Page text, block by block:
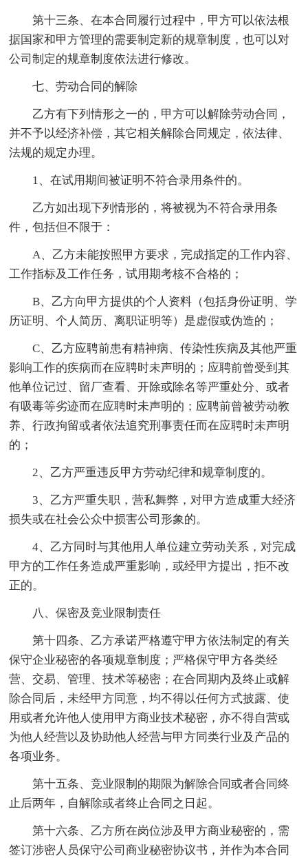
第十三条、在本合同履行过程中，甲方可以依法根
据国家和甲方管理的需要制定新的规章制度，也可以对
公司制定的规章制度依法进行修改。
七、劳动合同的解除
乙方有下列情形之一的，甲方可以解除劳动合同，
并不予以经济补偿，其它相关解除合同规定，依法律、
法规的规定办理。
1、在试用期间被证明不符合录用条件的。
乙方如出现下列情形的，将被视为不符合录用条
件，包括但不限于：
A、乙方未能按照甲方要求，完成指定的工作内容、
工作指标及工作任务，试用期考核不合格的；
B、乙方向甲方提供的个人资料（包括身份证明、学
历证明、个人简历、离职证明等）是虚假或伪造的；
C、乙方应聘前患有精神病、传染性疾病及其他严重
影响工作的疾病而在应聘时未声明的；应聘前曾受到其
他单位记过、留厂查看、开除或除名等严重处分、或者
有吸毒等劣迹而在应聘时未声明的；应聘前曾被劳动教
养、行政拘留或者依法追究刑事责任而在应聘时未声明
的；
2、乙方严重违反甲方劳动纪律和规章制度的。
3、乙方严重失职，营私舞弊，对甲方造成重大经济
损失或在社会公众中损害公司形象的。
4、乙方同时与其他用人单位建立劳动关系，对完成
甲方的工作任务造成严重影响，或经甲方提出，拒不改
正的。
八、保密及竞业限制责任
第十四条、乙方承诺严格遵守甲方依法制定的有关
保守企业秘密的各项规章制度；严格保守甲方各类经
营、交易、管理、技术等秘密；在合同期内及终止或解
除合同后，未经甲方同意，均不得以任何方式披露、使
用或者允许他人使用甲方商业技术秘密，亦不得自营或
为他人经营以及协助他人经营与甲方同类行业及产品的
各项业务。
第十五条、竞业限制的期限为解除合同或者合同终
止后两年，自解除或者终止合同之日起。
第十六条、乙方所在岗位涉及甲方商业秘密的，需
签订涉密人员保守公司商业秘密协议书，并作为本合同